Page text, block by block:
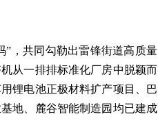
，共同勾勒出雷锋街道高质量
从一排排标准化厂房中脱颖而
锂电池正极材料扩产项目、巴
地、麓谷智能制造园均已建成